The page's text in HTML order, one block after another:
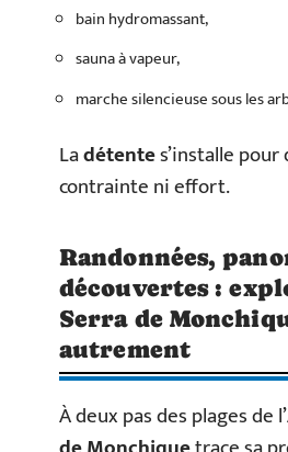
bain hydromassant,
sauna à vapeur,
marche silencieuse sous les
Ladétentes’installe pour
contrainte ni effort.
Randonnées,
découvertes :
Serra de
autrement
À deux pas des plages de